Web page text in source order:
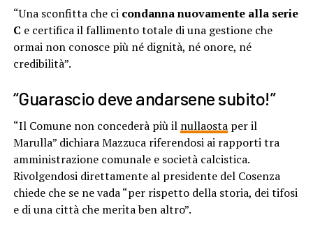
“Una sconfitta che ci condanna nuovamente alla serie
C e certifica il fallimento totale di una gestione che
ormai non conosce più né dignità, né onore, né
credibilità”.
“Guarascio deve andarsene subito!”
“Il Comune non concederà più il nullaostaper il
Marulla” dichiara Mazzuca riferendosi ai rapporti tra
amministrazione comunale e società calcistica.
Rivolgendosi direttamente al presidente del Cosenza
chiede che se ne vada “per rispetto della storia, dei tifosi
e di una città che merita ben altro”.